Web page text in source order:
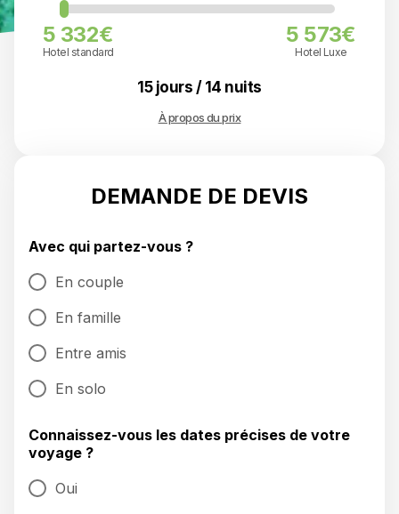
5 332€
Hotel standard
5 573€
Hotel Luxe
15 jours / 14 nuits
À propos du prix
DEMANDE DE DEVIS
Avec qui partez-vous ?
En couple
En famille
Entre amis
En solo
Connaissez-vous les dates précises de votre
voyage ?
Oui